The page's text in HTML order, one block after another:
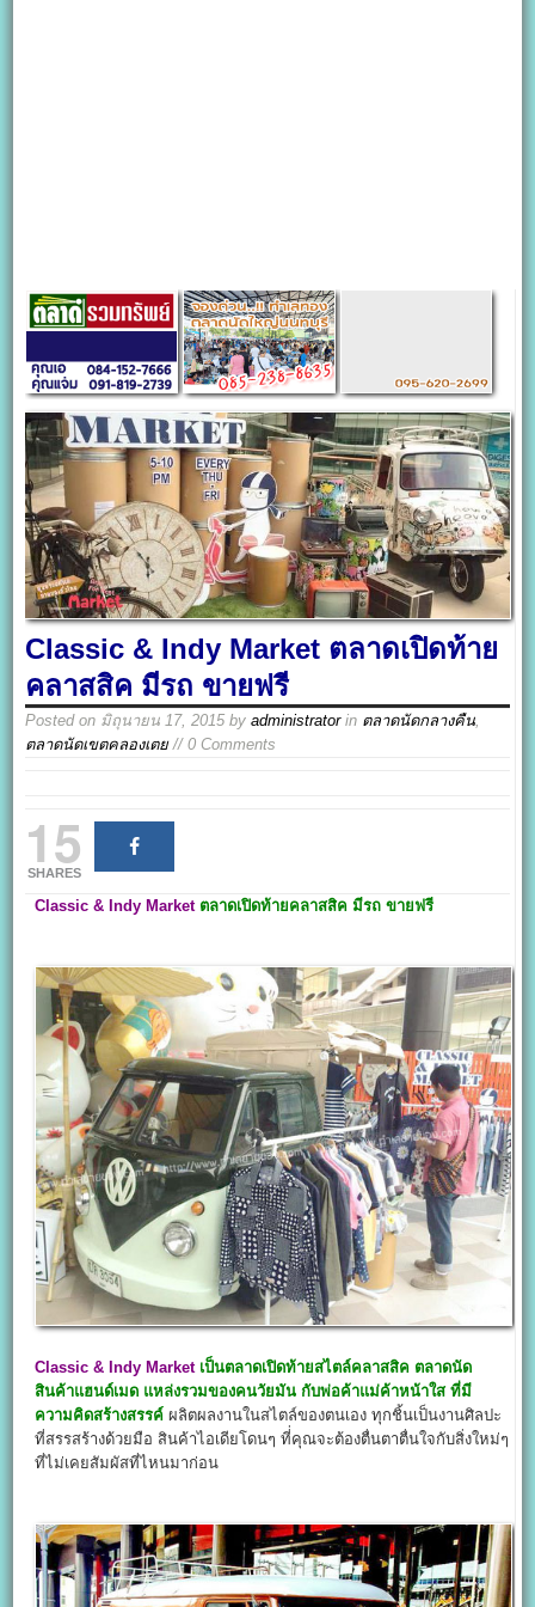
Classic & Indy Market ตลาดเปิดท้าย
คลาสสิค มีรถ ขายฟรี
Posted on มิถุนายน 17, 2015 byadministratorin ตลาดนัดกลางคืน,
ตลาดนัดเขตคลองเตย// 0 Comments
15
SHARES
Classic & Indy Market ตลาดเปิดท้ายคลาสสิค มีรถ ขายฟรี
Classic & Indy Market เป็นตลาดเปิดท้ายสไตล์คลาสสิค ตลาดนัด
สินค้าแฮนด์เมด แหล่งรวมของคนวัยมัน กับพ่อค้าแม่ค้าหน้าใส ที่มี
ความคิดสร้างสรรค์ ผลิตผลงานในสไตล์ของตนเอง ทุกชิ้นเป็นงานศิลปะ
ที่สรรสร้างด้วยมือ สินค้าไอเดียโดนๆ ที่่คุณจะต้องตื่นตาตื่นใจกับสิ่งใหม่ๆ
ที่ไม่เคยสัมผัสที่ไหนมาก่อน